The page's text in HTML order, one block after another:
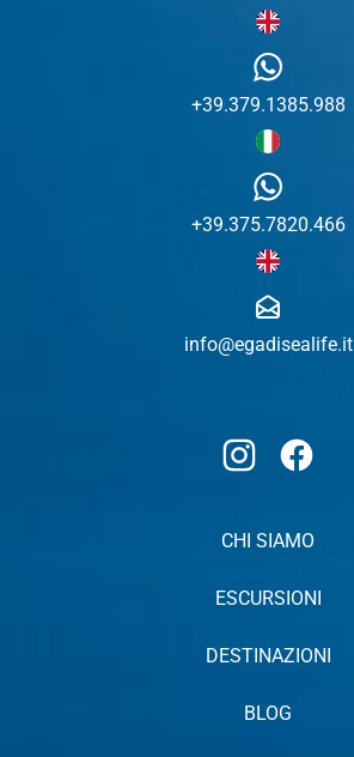
+39.379.1385.988
+39.375.7820.466
info@egadisealife.it
InstagramFacebook
CHI SIAMO
ESCURSIONI
DESTINAZIONI
BLOG